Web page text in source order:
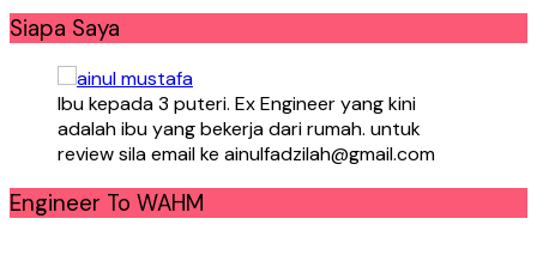
Siapa Saya
Ibu kepada 3 puteri. Ex Engineer yang kini
adalah ibu yang bekerja dari rumah. untuk
review sila email ke ainulfadzilah@gmail.com
Engineer To WAHM